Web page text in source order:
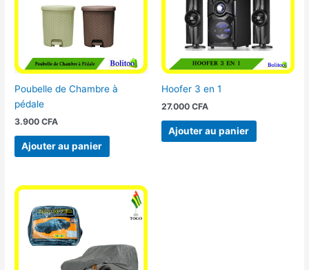
Poubelle de Chambre à
pédale
3.900CFA
Ajouter au panier
Hoofer 3 en 1
27.000 CFA
Ajouter au panier